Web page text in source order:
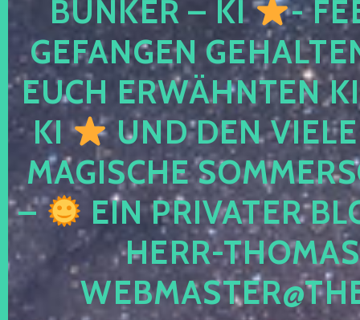
BUNKER – KI
-
GEFANGEN
EUCH ERWÄHNTEN
KI
UND DEN
MAGISCHE
–
EIN PRIVATER
HERR-